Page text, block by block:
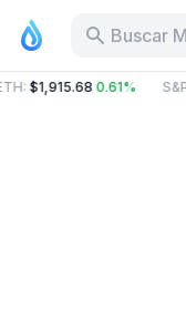
Buscar
: $1,915.68 0.61%